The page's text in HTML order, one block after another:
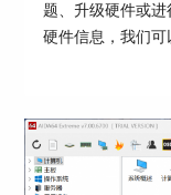
题、升级硬件或
硬件信息，我们可
信息，从而更好
存。...